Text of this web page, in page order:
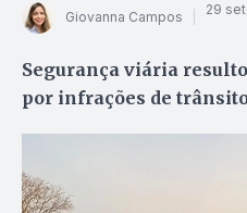
Giovanna Campos 29
Segurança viária
por infrações de